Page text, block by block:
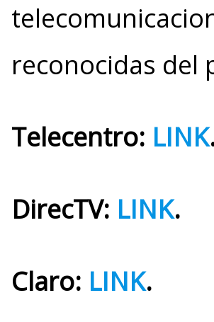
reconocidas del
Telecentro: LINK
DirecTV: LINK.
Claro: LINK.